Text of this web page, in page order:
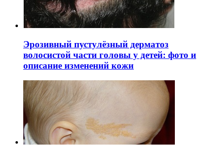
Эрозивный пустулёзный дерматоз
волосистой части головы у детей: фото и
описание изменений кожи